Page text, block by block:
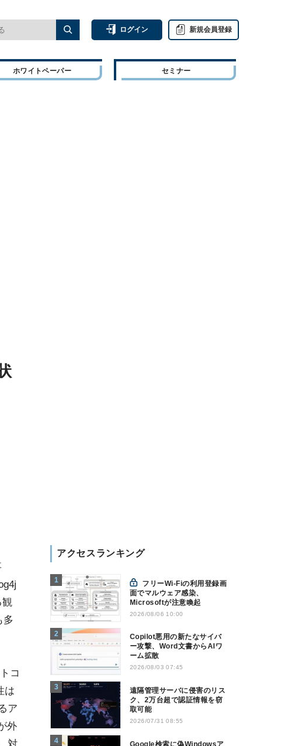
ログイン 新規会員登録
ホワイトペーパー セミナー
観
多
コ
は
ア
外
アクセスランキング
面でマルウェア感染、
Microsoftが注意喚起
2026/08/06 10:00
Copilot悪用の新たなサイバ
ー攻撃、Word文書からAIワ
ーム拡散
2026/08/03 07:45
遠隔管理サーバに侵害のリス
ク、2万台超で認証情報を窃
取可能
2026/07/31 08:55
Google検索に偽Windowsア